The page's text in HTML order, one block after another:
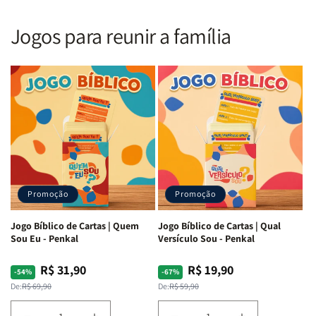
Almeida
Letra
Média
Full
Color
Brochura
Rei
Leão
Almeida
Letra
Média
&amp;
Full
Color
|
Brochura
|
Rei
Leão
PPM
|
|
Full
Color
Capa
Dura
Harpa
|
-
Cruz
Laranja
|
Full
Color
|
Capa
Dura
Harpa
|
-
Cruz
Laranja
Jogos para reunir a família
Promoção
Jogo Bíblico de Cartas | Quem
Sou Eu - Penkal
-54%
Preço
normal
De:R$ 69,90
Preço
promocional
R$ 31,90
Promoção
Jogo Bíblico de Cartas | Qual
Versículo Sou - Penkal
-67%
Preço
normal
De:R$ 59,90
Preço
promocional
R$ 19,90